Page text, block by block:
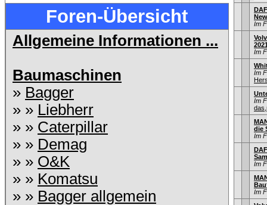
Foren-Übersicht
Allgemeine Informationen ...
Baumaschinen
» Bagger
» » Liebherr
» » Caterpillar
» » Demag
» » O&K
» » Komatsu
» » Bagger allgemein
Im
Im
Im
Im
die
Im
Im
Im